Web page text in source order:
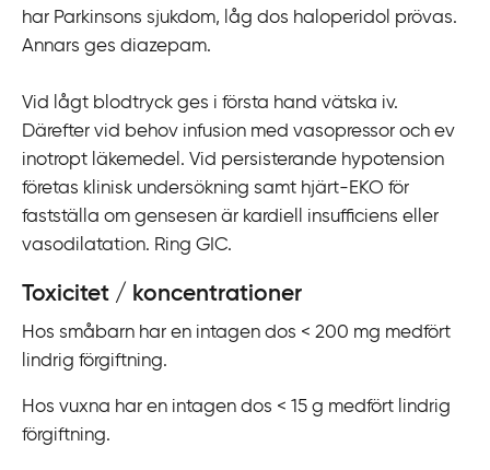
har Parkinsons sjukdom, låg dos haloperidol prövas.
Annars ges diazepam.
Vid lågt blodtryck ges i första hand vätska iv.
Därefter vid behov infusion med vasopressor och ev
inotropt läkemedel . Vid persisterande hypotension
företas klinisk undersökning samt hjärt-EKO för
fastställa om gensesen är kardiell insufficiens eller
vasodilatation. Ring GIC.
Toxicitet / koncentrationer
Hos småbarn har en intagen dos < 200 mg medfört
lindrig förgiftning.
Hos vuxna har en intagen dos < 15 g medfört lindrig
förgiftning.